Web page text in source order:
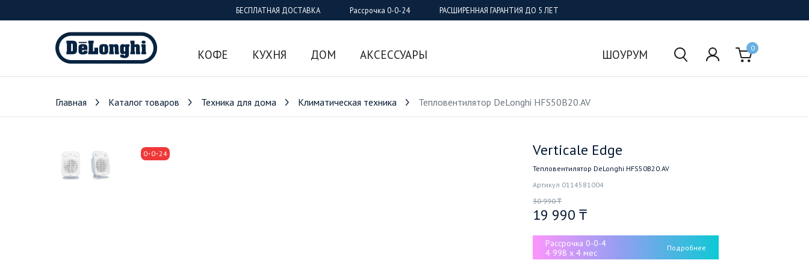
БЕСПЛАТНАЯ ДОСТАВКА Рассрочка 0-0-24 РАСШИРЕННАЯ ГАРАНТИЯ ДО 5 ЛЕТ
КОФЕ КУХНЯ ДОМ АКСЕССУАРЫ ШОУРУМ 0
Главная Каталог товаров Техника для дома Климатическая техника Тепловентилятор DeLonghi HFS50B20.AV
0 0 24 Verticale Edge
Тепловентилятор DeLonghi HFS50B20.AV
Артикул 0114581004
30 990 ₸
19 990 ₸
Рассрочка 0-0-4
4 998 x 4 мес
Подробнее